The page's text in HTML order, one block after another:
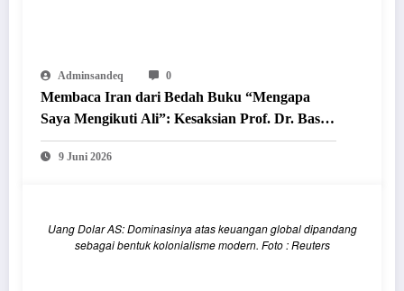
Adminsandeq 0
Membaca Iran dari Bedah Buku “Mengapa
Saya Mengikuti Ali”: Kesaksian Prof. Dr. Basri
Hasanuddin
9 Juni 2026
Uang Dolar AS: Dominasinya atas keuangan global dipandang
sebagai bentuk kolonialisme modern. Foto : Reuters